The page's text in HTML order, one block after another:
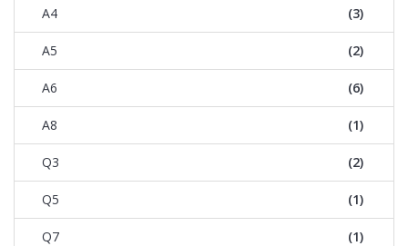
A4 (3)
A5 (2)
A6 (6)
A8 (1)
Q3 (2)
Q5 (1)
Q7 (1)